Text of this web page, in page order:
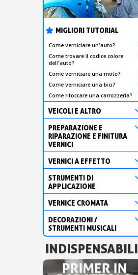
MIGLIORI TUTORIAL
Come verniciare un'auto?
Come trovare il codice colore
dell'auto?
Come verniciare una moto?
Come verniciare una bici?
Come ritoccare una carrozzeria?
VEICOLI E ALTRO
PREPARAZIONE E
RIPARAZIONE E FINITURA
VERNICI
VERNICI A EFFETTO
STRUMENTI DI
APPLICAZIONE
VERNICE CROMATA
DECORAZIONI /
STRUMENTI MUSICALI
INDISPENSABILI